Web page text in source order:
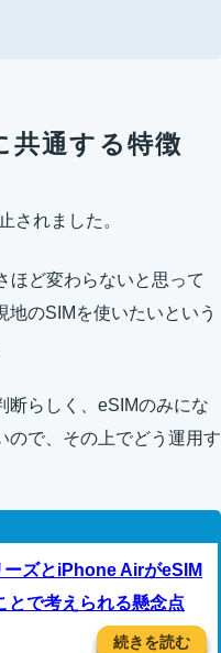
通する特徴
されました。
ほど変わらないと思って
地のSIMを使いたいという
断らしく、eSIMのみにな
ので、その上でどう運用す
ズとiPhone AirがeSIM
とで考えられる懸念点
続きを読む